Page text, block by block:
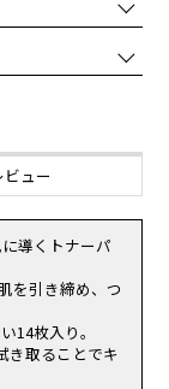
、メチルプロパ
ール、ベタイン、
チナシ花エキス、
水、セイヨウキヅ
ス、ニオイテンジ
／葉／茎エキス、
レシチン、エク
ル、ダマスクバラ
リリルグリコー
サペプチド-8
す。
白斑等)、黒ずみ
ような異常があら
にならないでくだ
温多湿または極度
ビュー
導くトナーパ
を引き締め、つ
14枚入り。
き取ることでキ